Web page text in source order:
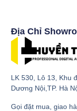
Địa Chỉ
LK 530, Lô 13, Khu
Dương Nội,TP. Hà
Gọi đặt mua, giao